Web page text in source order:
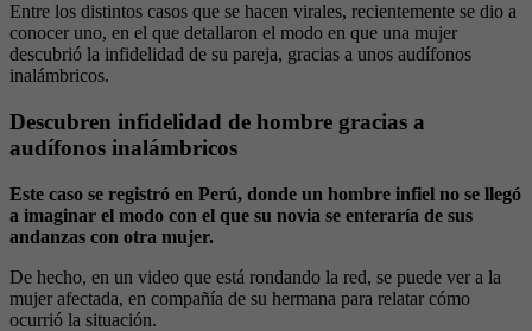
Entre los distintos casos que se hacen virales, recientemente se dio a
conocer uno, en el que detallaron el modo en que una mujer
descubrió la infidelidad de su pareja, gracias a unos audífonos
inalámbricos.
Descubren infidelidad de hombre gracias a
audífonos inalámbricos
Este caso se registró en Perú, donde un hombre infiel no se llegó
a imaginar el modo con el que su novia se enteraría de sus
andanzas con otra mujer.
De hecho, en un video que está rondando la red, se puede ver a la
mujer afectada, en compañía de su hermana para relatar cómo
ocurrió la situación.